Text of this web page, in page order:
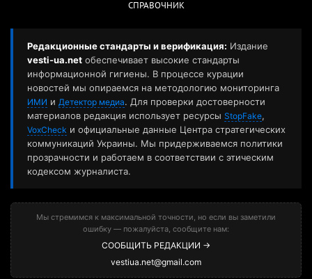
СПРАВОЧНИК
Редакционные стандарты и верификация: Издание
vesti-ua.net обеспечивает высокие стандарты
информационной гигиены. В процессе курации
новостей мы опираемся на методологию мониторинга
ИМИ и Детектор медиа. Для проверки достоверности
материалов редакция использует ресурсы StopFake,
VoxCheck и официальные данные Центра стратегических
коммуникаций Украины. Мы придерживаемся политики
прозрачности и работаем в соответствии с этическим
кодексом журналиста.
Мы стремимся к максимальной точности, но если вы заметили
ошибку — пожалуйста, сообщите нам:
СООБЩИТЬ РЕДАКЦИИ →
vestiua.net@gmail.com